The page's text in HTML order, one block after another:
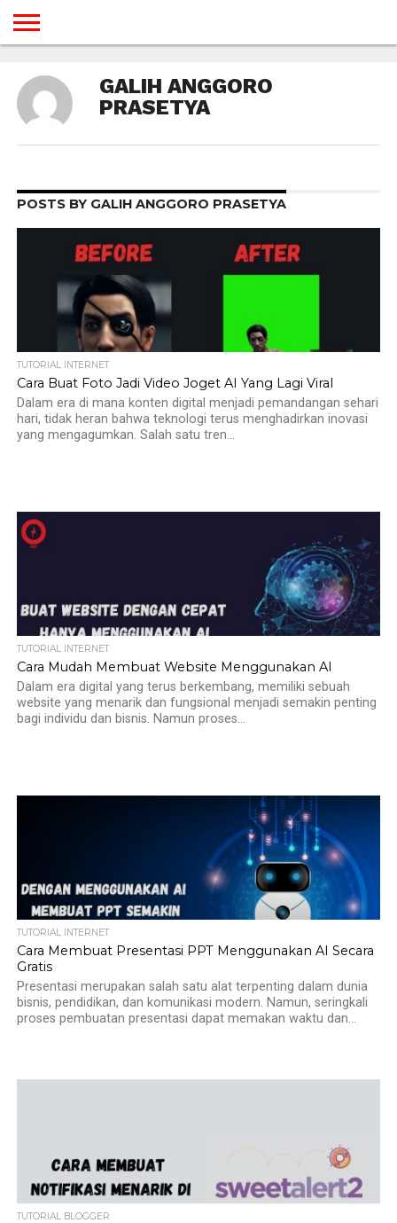
TUTORIAL
GAMES
TUTORIAL
DESAIN
TUTORIAL
ANDROID
TUTORIAL
IOS
TUTORIAL
YOUTUBE
TUTORIAL
INTERNET
TUTORIAL
WINDOWS
TUTORIAL
LINUX
TUTORIAL
MACINTOSH
TUTORIAL
MESSENGER
TUTORIAL
BLOGSPOT
TUTORIAL
WORDPRESS
TUTORIAL
PEMROGRAMAN
TUTORIAL
SEO
TUTORIAL
WEB
SERVER
GALIH ANGGORO
PRASETYA
POSTS BY GALIH ANGGORO PRASETYA
TUTORIAL INTERNET
Cara Buat Foto Jadi Video Joget AI Yang Lagi Viral
Dalam era di mana konten digital menjadi pemandangan sehari
hari, tidak heran bahwa teknologi terus menghadirkan inovasi
yang mengagumkan. Salah satu tren...
TUTORIAL INTERNET
Cara Mudah Membuat Website Menggunakan AI
Dalam era digital yang terus berkembang, memiliki sebuah
website yang menarik dan fungsional menjadi semakin penting
bagi individu dan bisnis. Namun proses...
TUTORIAL INTERNET
Cara Membuat Presentasi PPT Menggunakan AI Secara
Gratis
Presentasi merupakan salah satu alat terpenting dalam dunia
bisnis, pendidikan, dan komunikasi modern. Namun, seringkali
proses pembuatan presentasi dapat memakan waktu dan...
TUTORIAL BLOGGER